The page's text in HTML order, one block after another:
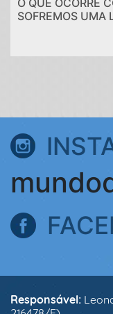
O QUE OCORRE
SOFREMOS UMA
Responsável: